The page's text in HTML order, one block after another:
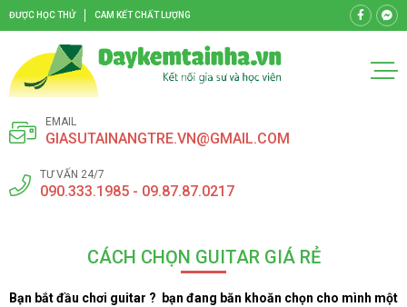
ĐƯỢC HỌC THỬ CAM KẾT CHẤT LƯỢNG
EMAIL
GIASUTAINANGTRE.VN@GMAIL.COM
TƯ VẤN 24/7
090.333.1985 - 09.87.87.0217
CÁCH CHỌN GUITAR GIÁ RẺ
Bạn bắt đầu chơi guitar ? bạn đang băn khoăn chọn cho mình một